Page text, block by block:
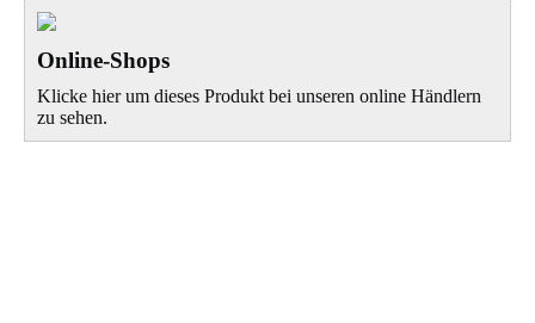
Online-Shops
Klicke hier um dieses Produkt bei unseren online Händlern
zu sehen.